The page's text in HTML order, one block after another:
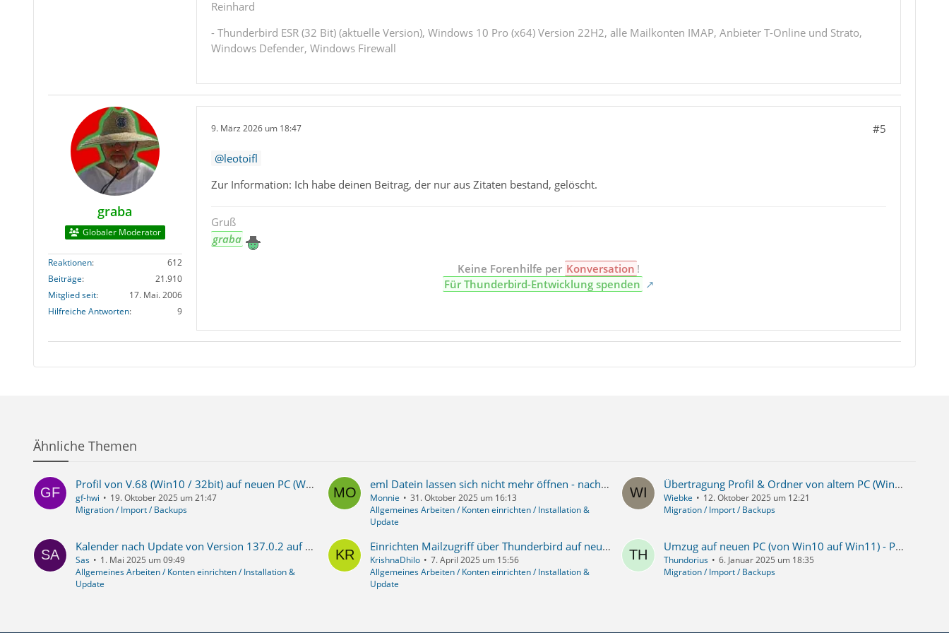
Ansonsten findest Du die Download-Links hier im Forum oben unter "Herunterladen" (Thunderbird Release-Version, Thunderbird
An Deiner Stelle würde ich nochmal von vorn anfangen.
-> auf dem Zielrechner alles von Thunderbird in "Local" und "Roaming" löschen
-> den Zielrechner neu starten (wirklich
Reinhard
- Thunderbird ESR (32 Bit) (aktuelle Version), Windows 10 Pro (x64) Version 22H2, alle Mailkonten IMAP, Anbieter T-Online und Strato,
Windows Defender, Windows Firewall
graba
Globaler Moderator
Reaktionen
612
Beiträge
21.910
Mitglied seit
17. Mai. 2006
Hilfreiche Antworten
9
9. März 2026 um 18:47 #5
leotoifl
Zur Information: Ich habe deinen Beitrag, der nur aus Zitaten bestand, gelöscht.
Gruß
graba
Keine Forenhilfe per Konversation !
Für Thunderbird-Entwicklung spenden
Ähnliche Themen
Profil von V.68 (Win10 / 32bit) auf neuen PC (Win11 / 64bit) übernehmen
gf-hwi
19. Oktober 2025 um 21:47
Migration / Import / Backups
eml Datein lassen sich nicht mehr öffnen - nach Umzug auf neuen PC
Monnie
31. Oktober 2025 um 16:13
Allgemeines Arbeiten / Konten einrichten / Installation &
Update
Übertragung Profil & Ordner von altem PC (Win10) auf neuen PC (Win11): SEHR unterschiedliche Profilpfade
Wiebke
12. Oktober 2025 um 12:21
Migration / Import / Backups
Kalender nach Update von Version 137.0.2 auf Version 138.0 nicht mehr nutzbar
Sas
1. Mai 2025 um 09:49
Allgemeines Arbeiten / Konten einrichten / Installation &
Update
Einrichten Mailzugriff über Thunderbird auf neuem Rechner funktioniert nicht.
KrishnaDhilo
7. April 2025 um 15:56
Allgemeines Arbeiten / Konten einrichten / Installation &
Update
Umzug auf neuen PC (von Win10 auf Win11) - Profilordner auf Betriebssystemplatte - Mailordner auf Netzwerkfestplatte - Mehrere Mailkonten
Thundorius
6. Januar 2025 um 18:35
Migration / Import / Backups